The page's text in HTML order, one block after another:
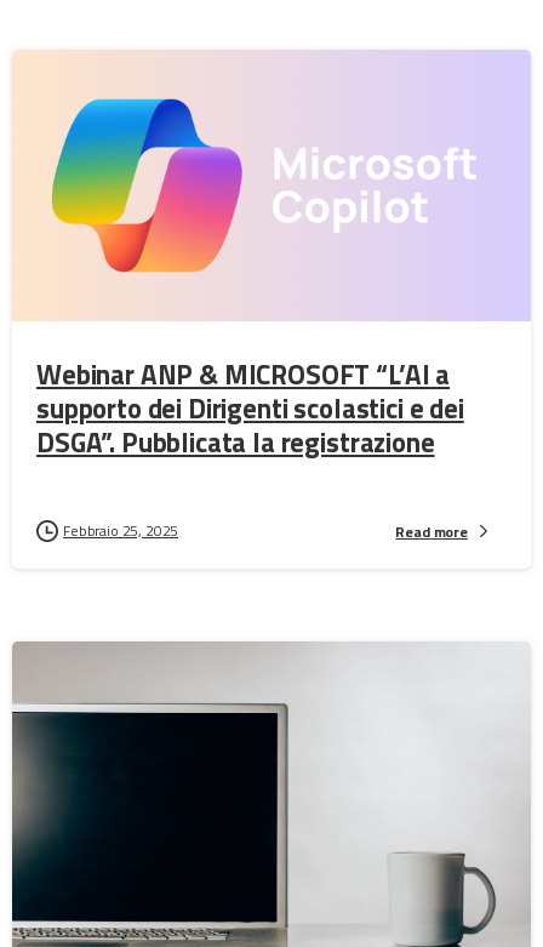
Webinar ANP & MICROSOFT “L’AI a
supporto dei Dirigenti scolastici e dei
DSGA”. Pubblicata la registrazione
Febbraio 25, 2025 Read more